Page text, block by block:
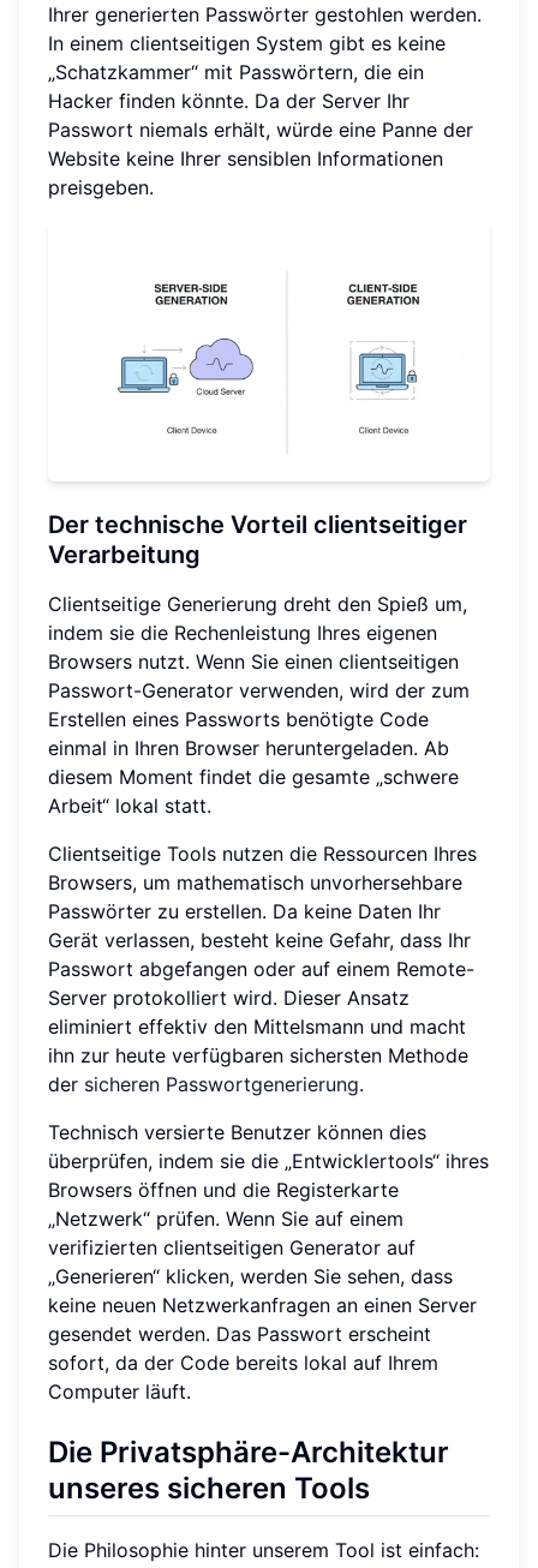
Ihrer generierten Passwörter gestohlen werden.
In einem clientseitigen System gibt es keine
„Schatzkammer“ mit Passwörtern, die ein
Hacker finden könnte. Da der Server Ihr
Passwort niemals erhält, würde eine Panne der
Website keine Ihrer sensiblen Informationen
preisgeben.
Der technische Vorteil clientseitiger
Verarbeitung
Clientseitige Generierung dreht den Spieß um,
indem sie die Rechenleistung Ihres eigenen
Browsers nutzt. Wenn Sie einen clientseitigen
Passwort-Generator verwenden, wird der zum
Erstellen eines Passworts benötigte Code
einmal in Ihren Browser heruntergeladen. Ab
diesem Moment findet die gesamte „schwere
Arbeit“ lokal statt.
Clientseitige Tools nutzen die Ressourcen Ihres
Browsers, um mathematisch unvorhersehbare
Passwörter zu erstellen. Da keine Daten Ihr
Gerät verlassen, besteht keine Gefahr, dass Ihr
Passwort abgefangen oder auf einem Remote-
Server protokolliert wird. Dieser Ansatz
eliminiert effektiv den Mittelsmann und macht
ihn zur heute verfügbaren sichersten Methode
der sicheren Passwortgenerierung.
Technisch versierte Benutzer können dies
überprüfen, indem sie die „Entwicklertools“ ihres
Browsers öffnen und die Registerkarte
„Netzwerk“ prüfen. Wenn Sie auf einem
verifizierten clientseitigen Generator auf
„Generieren“ klicken, werden Sie sehen, dass
keine neuen Netzwerkanfragen an einen Server
gesendet werden. Das Passwort erscheint
sofort, da der Code bereits lokal auf Ihrem
Computer läuft.
Die Privatsphäre-Architektur
unseres sicheren Tools
Die Philosophie hinter unserem Tool ist einfach: